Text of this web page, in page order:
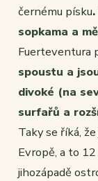
černému písku
sopkama a
Fuerteventura
spoustu a
divoké (na
surfařů a
Taky se říká,
Evropě, a to
jihozápadě